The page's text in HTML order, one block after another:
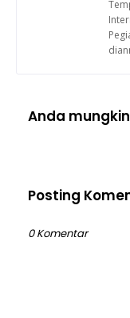
Anda
Posting
0 Komentar